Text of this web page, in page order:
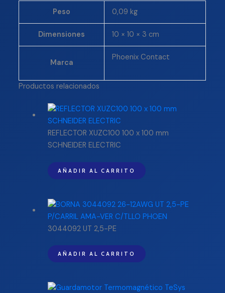
Peso
0,09 kg
Dimensiones 10 × 10 × 3 cm
Marca
Phoenix Contact
Productos relacionados
REFLECTOR XUZC100 100 x 100 mm
SCHNEIDER ELECTRIC
AÑADIR AL CARRITO
3044092 UT 2,5-PE
AÑADIR AL CARRITO